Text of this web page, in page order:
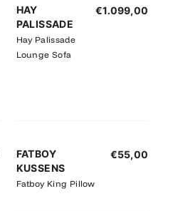
HAY
PALISSADE
Hay Palissade
Lounge Sofa
€1.099,00
FATBOY
KUSSENS
Fatboy King Pillow
€55,00